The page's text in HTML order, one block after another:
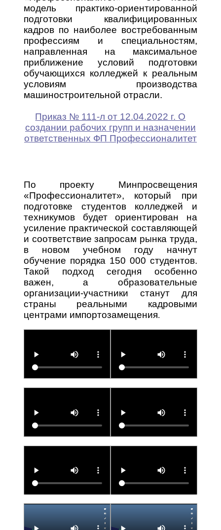
среднего
звена
Программа
подготовки
рабочих,
служащих
модель практико-ориентированной
подготовки квалифицированных
кадров по наиболее востребованным
профессиям и специальностям,
направленная на максимальное
приближение условий подготовки
обучающихся колледжей к реальным
условиям производства
машиностроительной отрасли.
Приказ № 111-л от 12.04.2022 г. О
создании рабочих групп и назначении
ответственных ФП Профессионалитет
По проекту Минпросвещения
«Профессионалитет», который при
подготовке студентов колледжей и
техникумов будет ориентирован на
усиление практической составляющей
и соответствие запросам рынка труда,
в новом учебном году начнут
обучение порядка 150 000 студентов.
Такой подход сегодня особенно
важен, а образовательные
организации-участники станут для
страны реальными кадровыми
центрами импортозамещения.